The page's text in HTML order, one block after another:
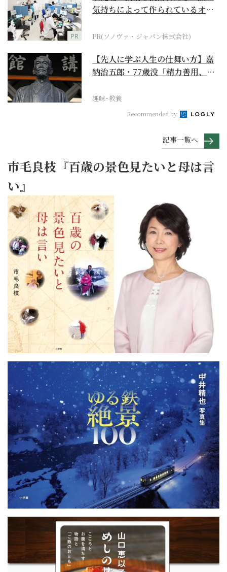
PR
気持ちによって作られているオー
PR(ソノヴァ・ジャパン株式会社)
【先人に学ぶ人生の仕舞い方】嘉
納治五郎・77歳没「精力善用、自
趣味･教養
Recommended by
記事一覧へ
市毛良枝『百歳の景色見たいと母は言
い』